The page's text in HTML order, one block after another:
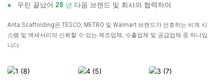
● 우린 끝났어 28 년 다음 브랜드 및 회사와 협력하여
Anta Scaffolding은 TESCO, METRO 및 Walmart 브랜드가 선호하는 비계 시
스템 및 액세서리의 신뢰할 수 있는 제조업체, 수출업체 및 공급업체 중 하나입
니다.